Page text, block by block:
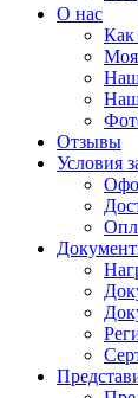
О нас
Как
Моя
Наш
Отзывы
Условия